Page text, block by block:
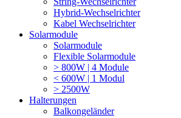
Hybrid-Wechselrichter
Kabel Wechselrichter
Solarmodule
Solarmodule
Flexible Solarmodule
> 800W | 4 Module
< 600W | 1 Modul
> 2500W
Halterungen
Balkongeländer